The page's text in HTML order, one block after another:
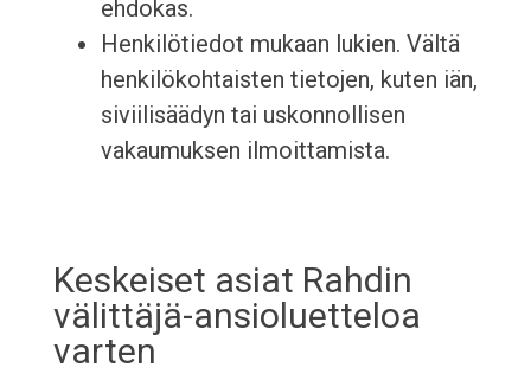
ehdokas.
Henkilötiedot mukaan lukien. Vältä
henkilökohtaisten tietojen, kuten iän,
siviilisäädyn tai uskonnollisen
vakaumuksen ilmoittamista.
Keskeiset asiat Rahdin
välittäjä-ansioluetteloa
varten